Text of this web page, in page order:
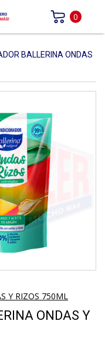
0
BALLERINA ONDAS
Y RIZOS 750ML
ONDAS Y